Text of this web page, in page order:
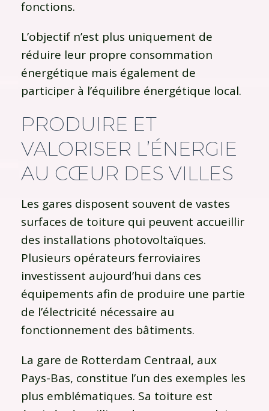
fonctions.
L’objectif n’est plus uniquement de
réduire leur propre consommation
énergétique mais également de
participer à l’équilibre énergétique local.
PRODUIRE ET
VALORISER L’ÉNERGIE
AU CŒUR DES VILLES
Les gares disposent souvent de vastes
surfaces de toiture qui peuvent accueillir
des installations photovoltaïques.
Plusieurs opérateurs ferroviaires
investissent aujourd’hui dans ces
équipements afin de produire une partie
de l’électricité nécessaire au
fonctionnement des bâtiments.
La gare de Rotterdam Centraal, aux
Pays-Bas, constitue l’un des exemples les
plus emblématiques. Sa toiture est